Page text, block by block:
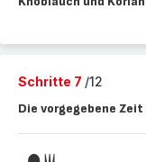
Schritte 7 /12
Die vorgegebene Zeit